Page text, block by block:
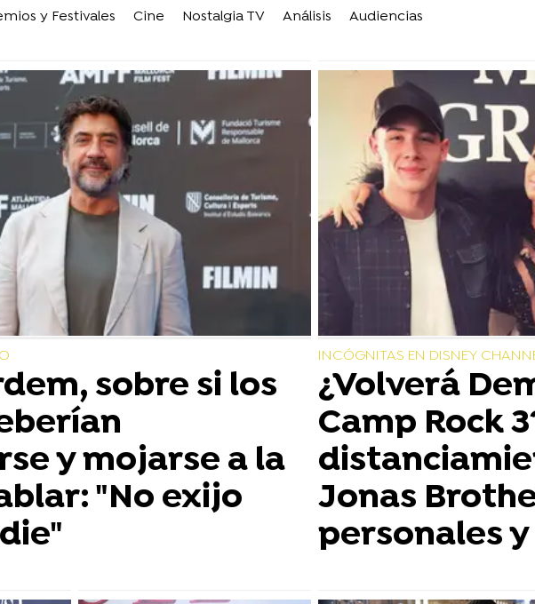
y Festivales Cine Nostalgia TV Análisis Audiencias
sobre si los
y mojarse a la
"No exijo
INCÓGNITAS EN DISNEY
¿Volverá
Camp Rock
Jonas
personales